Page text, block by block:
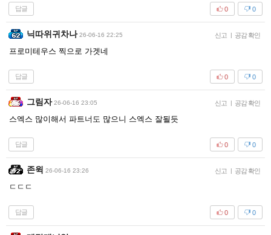
답글 0
0
닉따위귀차나 26-06-16 22:25 신고 | 공감 확인
프로미테우스 찍으로 가겟네
답글 0
0
그림자 26-06-16 23:05 신고 | 공감 확인
스엑스 많이해서 파트너도 많으니 스엑스 잘될듯
답글 0
0
존윅 26-06-16 23:26 신고 | 공감 확인
ㄷㄷㄷ
답글 0
0